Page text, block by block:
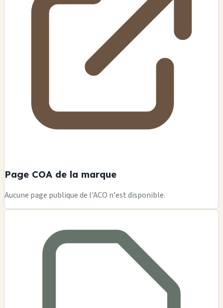
Page COA de la marque
Aucune page publique de l'ACO n'est disponible.